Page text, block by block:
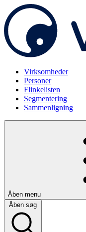
Virksomheder
Personer
Flinkelisten
Segmentering
Sammenligning
Åben menu
Åben søg